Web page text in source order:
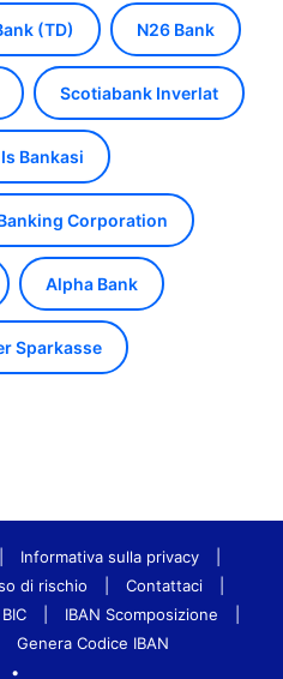
(TD) N26 Bank
Scotiabank Inverlat
Bankasi
Corporation
Alpha Bank
Sparkasse
Informativa sulla privacy
di rischio Contattaci
IBAN Scomposizione
Genera Codice IBAN
•